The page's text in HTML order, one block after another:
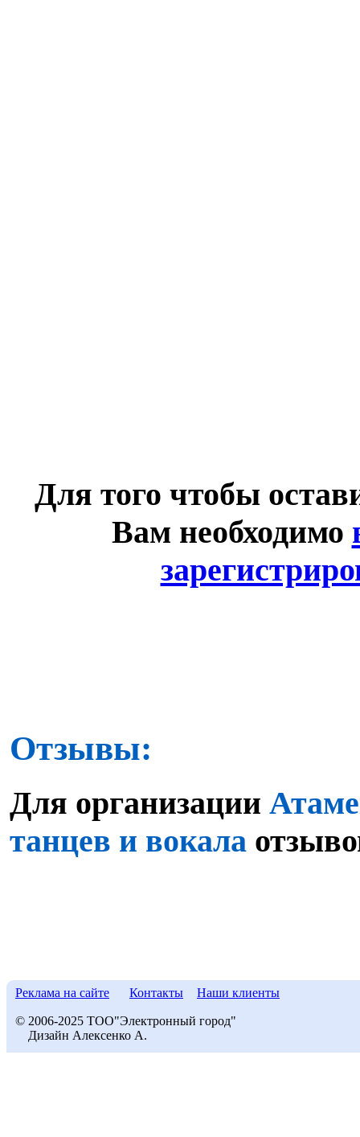
Для того чтобы
Вам необходимо
Отзывы:
Для организации
танцев и вокала
Реклама на сайте Контакты Наши клиенты
© 2006-2025 ТОО"Электронный город"
Дизайн Алексенко А.